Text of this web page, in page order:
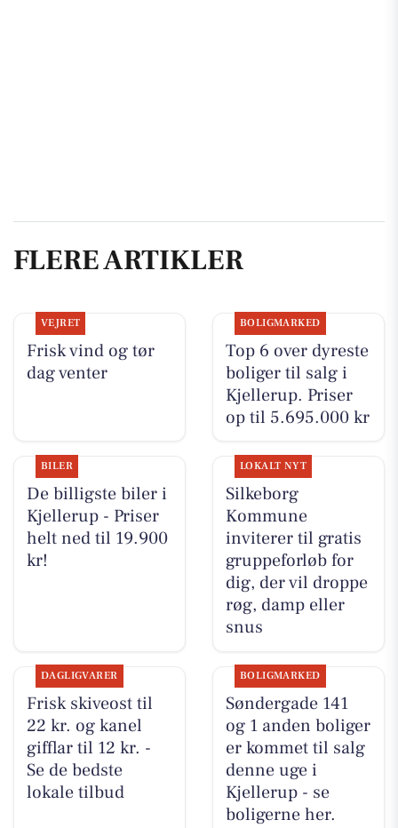
FLERE ARTIKLER
VEJRET
Frisk vind og tør
dag venter
BOLIGMARKED
Top 6 over dyreste
boliger til salg i
Kjellerup. Priser
op til 5.695.000 kr
BILER
De billigste biler i
Kjellerup - Priser
helt ned til 19.900
kr!
LOKALT NYT
Silkeborg
Kommune
inviterer til gratis
gruppeforløb for
dig, der vil droppe
røg, damp eller
snus
DAGLIGVARER
Frisk skiveost til
22 kr. og kanel
gifflar til 12 kr. -
Se de bedste
lokale tilbud
BOLIGMARKED
Søndergade 141
og 1 anden boliger
er kommet til salg
denne uge i
Kjellerup - se
boligerne her.